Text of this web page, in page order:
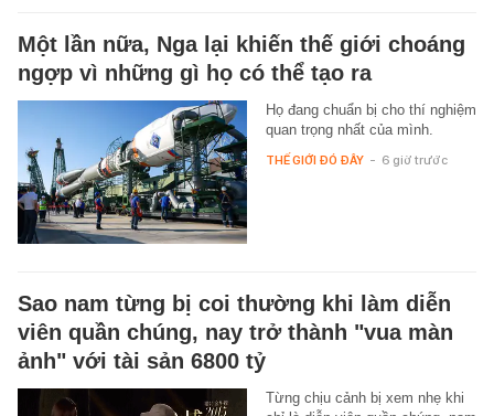
Một lần nữa, Nga lại khiến thế giới choáng
ngợp vì những gì họ có thể tạo ra
Họ đang chuẩn bị cho thí nghiệm
quan trọng nhất của mình.
THẾ GIỚI ĐÓ ĐÂY - 6 giờ trước
Sao nam từng bị coi thường khi làm diễn
viên quần chúng, nay trở thành "vua màn
ảnh" với tài sản 6800 tỷ
Từng chịu cảnh bị xem nhẹ khi